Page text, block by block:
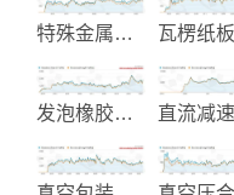
特殊金属钛锆钽工业设备制造
发泡橡胶制品